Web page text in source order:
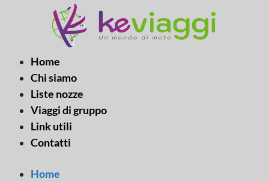
Home
Chi siamo
Liste nozze
Viaggi di gruppo
Link utili
Contatti
Home